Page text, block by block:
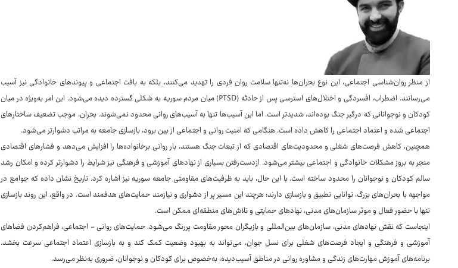
از منظر روان‌شناسی اجتماعی، این نوع بحران‌ها نه‌تنها سلامت روان فردی را تهدید می‌کنند، بلکه به بافت اجتماعی و پیوندهای خانوادگی نیز آسیب
می‌رسانند. اضطراب، افسردگی و اختلال‌های استرسی پس از حادثه (PTSD) میان مردم سوریه به شکلی گسترده دیده می‌شود. این امر به‌ویژه در میان
کودکان و نوجوانانی که درگیر جنگ بوده‌اند، شدیدتر است. اما این آسیب‌ها تنها به آسیب‌های روانی محدود نمی‌شوند. بحران، موجب تضعیف ساختارهای
اجتماعی شده و اعتماد اجتماعی را کاهش داده است. هنگامی که امنیت روانی و اجتماعی از بین برود، بازسازی جامعه به مراتب دشوارتر می‌شود.
همچنین، کاهش فرصت‌های شغلی و محدودیت‌های اقتصادی که از تبعات جنگ هستند، بار روانی برخانواده‌ها را افزایش می‌دهد و فشارهای اقتصادی
منجر به بروز مشکلات خانوادگی و اجتماعی بیشتر می‌شود. ازدست‌رفتن بسیاری از نهادهای آموزشی و فرهنگی نیز شرایط را دشوارتر کرده و امکان رشد
سالم کودکان و نوجوانان را محدود ساخته است. با این حال، باید به ظرفیت‌های مقاومتی جامعه سوریه نیز اشاره کرد. تاریخ نشان داده که جوامع در
مواجهه با بحران‌های بزرگ، توانایی تطبیق و بازسازی دارند؛ هرچند این مسیر پر از دشواری و نیازمند حمایت‌های هدفمند است. در واقع، این روند بازسازی
تنها با حضور فعال و موثر سازمان‌های مدنی، نهادهای حمایتی و تلاش‌های منطقه‌ای ممکن است.
اینجاست که نقش نهادهای مدنی، سازمان‌های بین‌المللی و بازیگران محور مقاومت پررنگ می‌شود. حمایت‌های روانی - اجتماعی، فراهم‌کردن فضاهای
آموزشی و فرهنگی و ایجاد فرصت‌های شغلی برای نسل جوان، می‌تواند به بهبود وضعیت کمک کند و به بازسازی اعتماد اجتماعی سرعت بخشد.
برنامه‌های آموزش مهارت‌های زندگی و مشاوره روانی در مناطق آسیب‌دیده، به‌خصوص برای کودکان و نوجوانان، ضروری به‌نظر می‌رسد.